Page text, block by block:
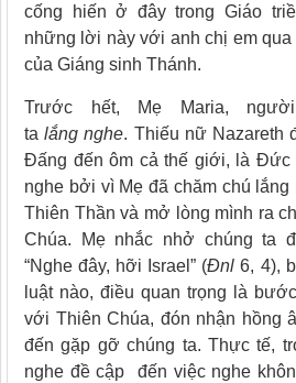
cống hiến ở đây trong Giáo
những lời này với anh chị em qua
của Giáng sinh Thánh.
Trước hết, Mẹ Maria,
talắng nghe. Thiếu nữ Nazareth
Đấng đến ôm cả thế giới, là Đức
nghe bởi vì Mẹ đã chăm chú
Thiên Thần và mở lòng mình ra
Chúa. Mẹ nhắc nhở chúng ta
“Nghe đây, hỡi Israel” (Đnl 6, 4),
luật nào, điều quan trọng là
với Thiên Chúa, đón nhận hồng
đến gặp gỡ chúng ta. Thực tế,
nghe đề cập đến việc nghe